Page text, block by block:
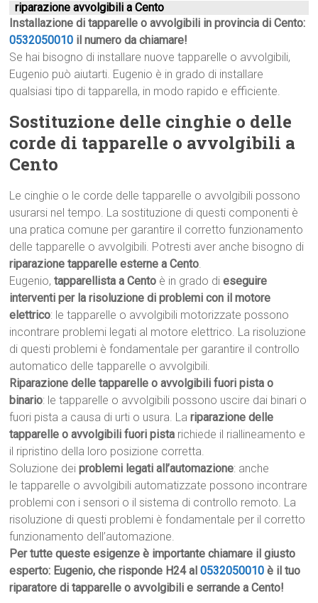
riparazione avvolgibili a Cento
Installazione di tapparelle o avvolgibili in provincia di Cento:
0532050010 il numero da chiamare!
Se hai bisogno di installare nuove tapparelle o avvolgibili,
Eugenio può aiutarti. Eugenio è in grado di installare
qualsiasi tipo di tapparella, in modo rapido e efficiente.
Sostituzione delle cinghie o delle
corde di tapparelle o avvolgibili a
Cento
Le cinghie o le corde delle tapparelle o avvolgibili possono
usurarsi nel tempo. La sostituzione di questi componenti è
una pratica comune per garantire il corretto funzionamento
delle tapparelle o avvolgibili. Potresti aver anche bisogno di
riparazione tapparelle esterne a Cento.
Eugenio,tapparellista a Cento è in grado di eseguire
interventi per la risoluzione di problemi con il motore
elettrico: le tapparelle o avvolgibili motorizzate possono
incontrare problemi legati al motore elettrico. La risoluzione
di questi problemi è fondamentale per garantire il controllo
automatico delle tapparelle o avvolgibili.
Riparazione delle tapparelle o avvolgibili fuori pista o
binario: le tapparelle o avvolgibili possono uscire dai binari o
fuori pista a causa di urti o usura. Lariparazione delle
tapparelle o avvolgibili fuori pista richiede il riallineamento e
il ripristino della loro posizione corretta.
Soluzione deiproblemi legati all’automazione: anche
le tapparelle o avvolgibili automatizzate possono incontrare
problemi con i sensori o il sistema di controllo remoto. La
risoluzione di questi problemi è fondamentale per il corretto
funzionamento dell’automazione.
Per tutte queste esigenze è importante chiamare il giusto
esperto: Eugenio, che risponde H24 al0532050010 è il tuo
riparatore di tapparelle o avvolgibili e serrande a Cento!